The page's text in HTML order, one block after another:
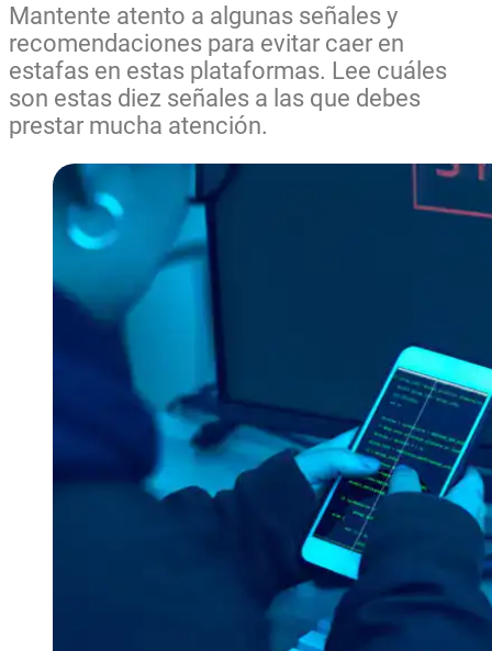
Mantente atento a algunas señales y
recomendaciones para evitar caer en
estafas en estas plataformas. Lee cuáles
son estas diez señales a las que debes
prestar mucha atención.